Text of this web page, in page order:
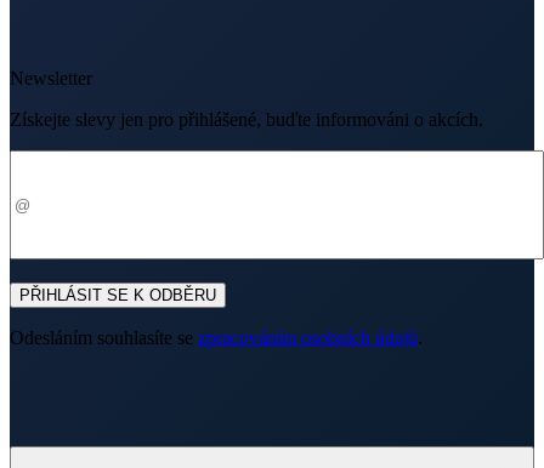
Newsletter
Získejte slevy jen pro přihlášené, buďte informováni o akcích.
PŘIHLÁSIT SE K ODBĚRU
Odesláním souhlasíte se zpracováním osobních údajů.